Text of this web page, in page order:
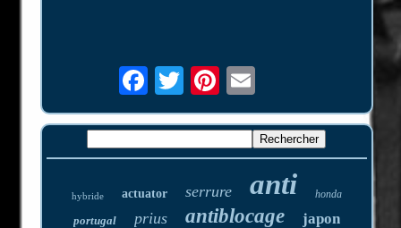
hybride actuator serrure anti honda
portugal prius antiblocage japon